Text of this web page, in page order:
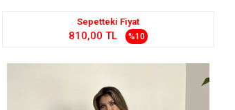
Sepetteki Fiyat
810,00 TL %10